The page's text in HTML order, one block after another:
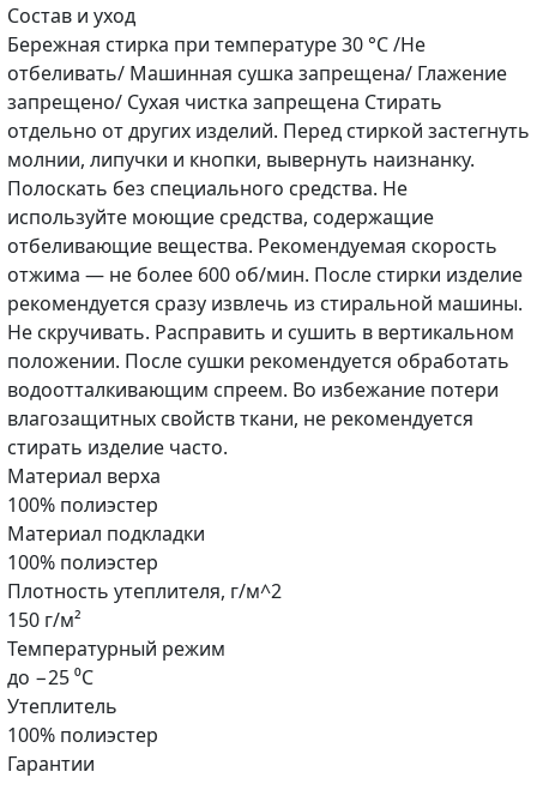
Cостав и уход
Бережная стирка при температуре 30 °С /Не
отбеливать/ Машинная сушка запрещена/ Глажение
запрещено/ Сухая чистка запрещена Стирать
отдельно от других изделий. Перед стиркой застегнуть
молнии, липучки и кнопки, вывернуть наизнанку.
Полоскать без специального средства. Не
используйте моющие средства, содержащие
отбеливающие вещества. Рекомендуемая скорость
отжима — не более 600 об/мин. После стирки изделие
рекомендуется сразу извлечь из стиральной машины.
Не скручивать. Расправить и сушить в вертикальном
положении. После сушки рекомендуется обработать
водоотталкивающим спреем. Во избежание потери
влагозащитных свойств ткани, не рекомендуется
стирать изделие часто.
Материал верха
100% полиэстер
Материал подкладки
100% полиэстер
Плотность утеплителя, г/м^2
150 г/м²
Температурный режим
до −25 ⁰С
Утеплитель
100% полиэстер
Гарантии